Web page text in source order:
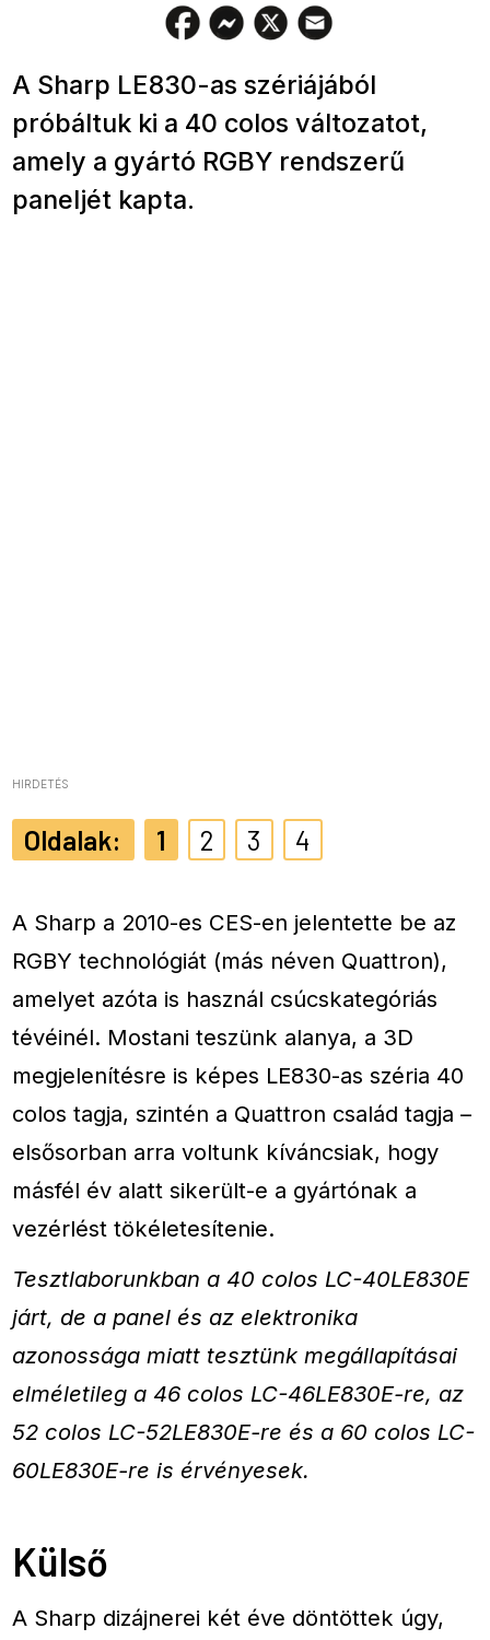
A Sharp LE830-as szériájából
próbáltuk ki a 40 colos változatot,
amely a gyártó RGBY rendszerű
paneljét kapta.
HIRDETÉS
1 2 3 4
A Sharp a 2010-es CES-en jelentette be az
RGBY technológiát (más néven Quattron),
amelyet azóta is használ csúcskategóriás
tévéinél. Mostani teszünk alanya, a 3D
megjelenítésre is képes LE830-as széria 40
colos tagja, szintén a Quattron család tagja –
elsősorban arra voltunk kíváncsiak, hogy
másfél év alatt sikerült-e a gyártónak a
vezérlést tökéletesítenie.
Tesztlaborunkban a 40 colos LC-40LE830E
járt, de a panel és az elektronika
azonossága miatt tesztünk megállapításai
elméletileg a 46 colos LC-46LE830E-re, az
52 colos LC-52LE830E-re és a 60 colos LC-
60LE830E-re is érvényesek.
Külső
A Sharp dizájnerei két éve döntöttek úgy,